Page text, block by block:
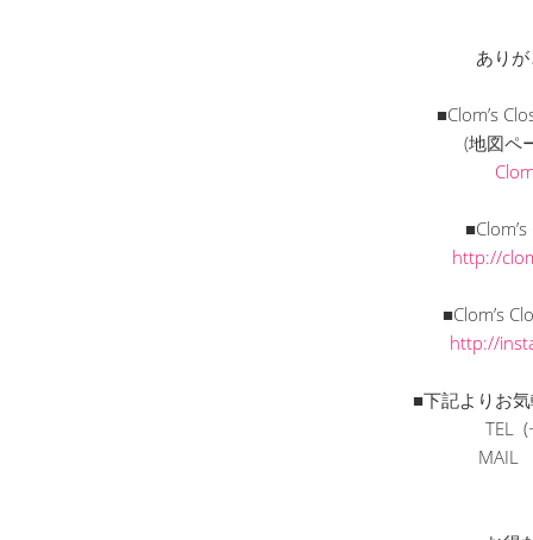
あり
■Clom’s
(地図ペ
http://
■Clom’s
http://
■下記よりお
TEL